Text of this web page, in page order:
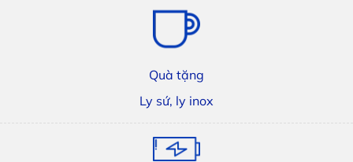
Quà tặng
Ly sứ, ly inox